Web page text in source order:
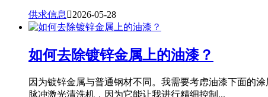
供求信息2026-05-28
如何去除镀锌金属上的油漆？
因为镀锌金属与普通钢材不同。我需要考虑油漆下面的
脉冲激光清洗机，因为它能让我进行精细控制...